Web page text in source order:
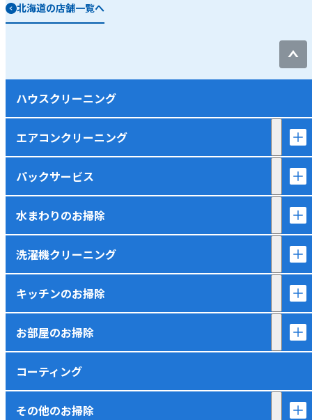
北海道の店舗一覧へ
ハウスクリーニング
エアコンクリーニング
パックサービス
水まわりのお掃除
洗濯機クリーニング
キッチンのお掃除
お部屋のお掃除
コーティング
その他のお掃除